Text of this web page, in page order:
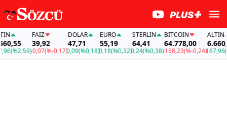
FAİZ
39,92
-0,07(%-0,17)
DOLAR
47,71
0,09(%0,18)
EURO
55,19
0,18(%0,32)
STERLIN
64,41
0,24(%0,38)
BITCOIN
64.778,00
-158,23(%-0,24)
ALTIN
6.660,55
167,96(%2,59)